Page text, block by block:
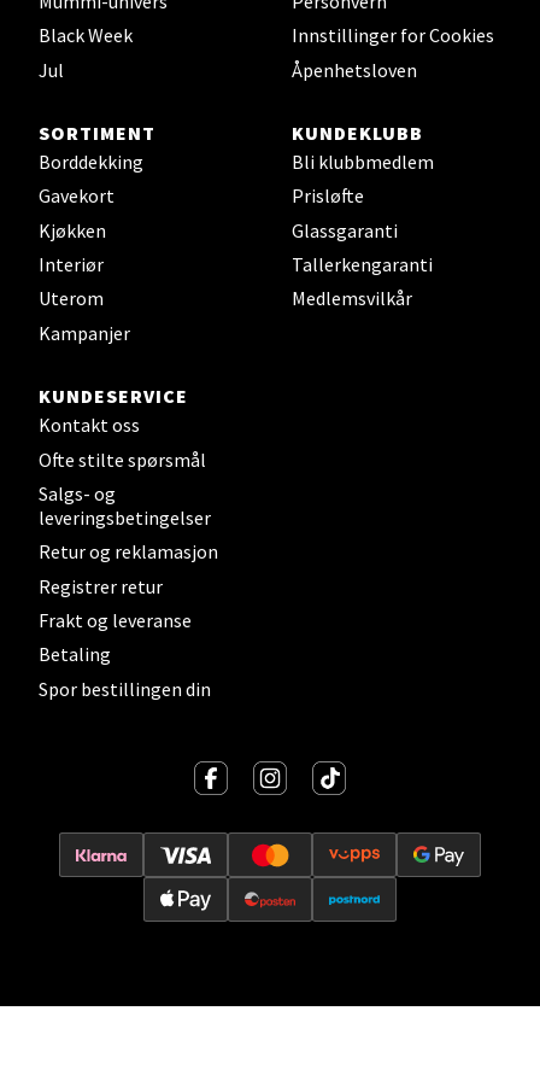
Black Week
Jul
Innstillinger for Cookies
Åpenhetsloven
SORTIMENT
Borddekking
Gavekort
Kjøkken
Interiør
Uterom
Kampanjer
KUNDEKLUBB
Bli klubbmedlem
Prisløfte
Glassgaranti
Tallerkengaranti
Medlemsvilkår
KUNDESERVICE
Kontakt oss
Ofte stilte spørsmål
Salgs- og
leveringsbetingelser
Retur og reklamasjon
Registrer retur
Frakt og leveranse
Betaling
Spor bestillingen din
Velg
Leirvik - Stord
Torgbakken 2, 5401 Stord
Åpent i dag 10-17
0 i butikk
Oslo - Thon Senter Storo
Vitaminveien 7 - 9, 0485 Oslo
Åpent i dag 10-21
0 i butikk
Lillehammer - Strandtorget
Åpent i dag 09-20